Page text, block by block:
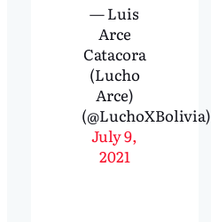
— Luis
Arce
Catacora
(Lucho
Arce)
(@LuchoXBolivia)
July 9,
2021